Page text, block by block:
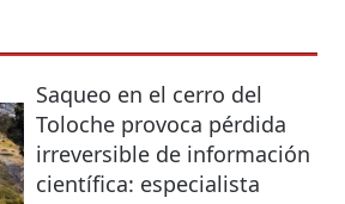
Saqueo en el cerro del
Toloche provoca pérdida
irreversible de información
científica: especialista